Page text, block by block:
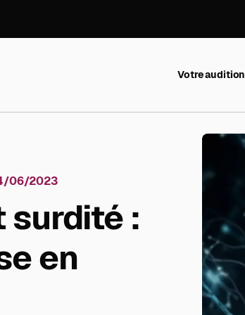
Votre audition
06/2023
:
en